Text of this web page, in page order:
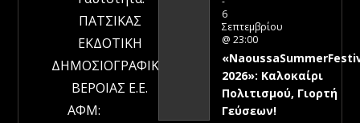
ΠΑΤΣΙΚΑΣ
ΕΚΔΟΤΙΚΗ
ΔΗΜΟΣΙΟΓΡΑΦΙΚΗ
ΒΕΡΟΙΑΣ Ε.Ε.
ΑΦΜ:
6
Σεπτεμβρίου
@ 23:00
2026»: Καλοκαίρι
Πολιτισμού, Γιορτή
Γεύσεων!